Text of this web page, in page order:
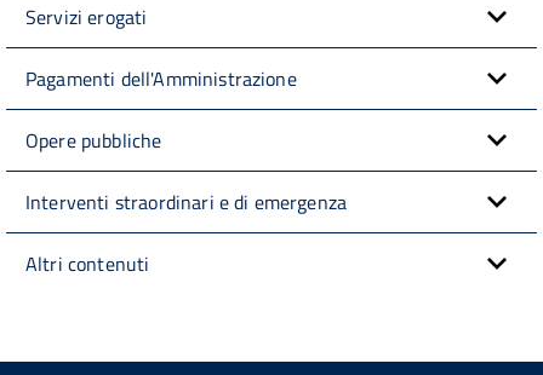
Servizi erogati
Pagamenti dell'Amministrazione
Opere pubbliche
Interventi straordinari e di emergenza
Altri contenuti